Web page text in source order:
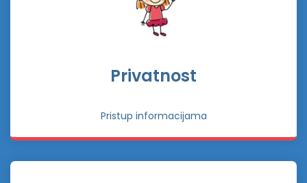
Privatnost
Pristup informacijama